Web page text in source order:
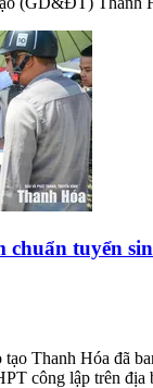
chuẩn tuyển
Thanh Hóa đã
công lập trên địa